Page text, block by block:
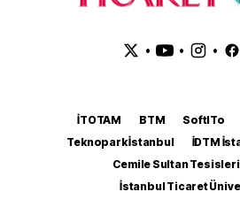
• • •
İTOTAM BTM SoftITo
Teknopark İstanbul
İDTM
Cemile Sultan Tesisleri
İstanbul Ticaret